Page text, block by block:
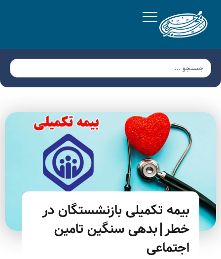
بیمه تکمیلی بازنشستگان در
خطر|بدهی سنگین تامین
اجتماعی